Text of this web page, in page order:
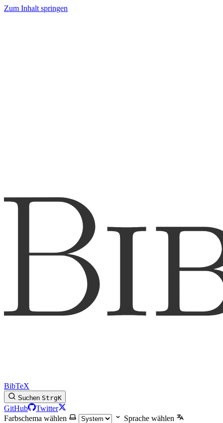
Zum Inhalt springen
BibTeX
Suchen StrgK
GitHub
Twitter
Farbschema wählen
Sprache wählen